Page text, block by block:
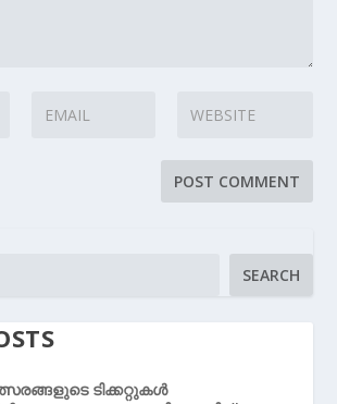
SEARCH
ടിക്കറ്റുകൾ